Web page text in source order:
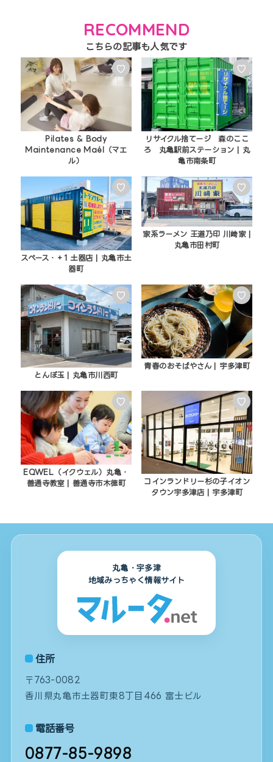
RECOMMEND
♡
Pilates & Body
Maintenance Maél（マエ
ル）
♡
リサイクル捨てージ 森のここ
ろ 丸亀駅前ステーション | 丸
亀市南条町
♡
スペース・＋1 土器店 | 丸亀市土
器町
♡
家系ラーメン 王道乃印 川﨑家 |
丸亀市田村町
♡
とんぼ玉 | 丸亀市川西町
♡
青春のおそばやさん | 宇多津町
♡
EQWEL（イクウェル）丸亀・
善通寺教室 | 善通寺市木徳町
♡
コインランドリー杉の子イオン
タウン宇多津店 | 宇多津町
丸亀・宇多津
地域みっちゃく情報サイト
住所
〒763-0082
香川県丸亀市土器町東8丁目466 富士ビル
電話番号
0877-85-9898